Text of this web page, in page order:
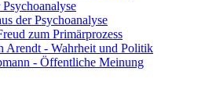
Psychoanalyse
der Psychoanalyse
zum Primärprozess
Arendt - Wahrheit und Politik
- Öffentliche Meinung